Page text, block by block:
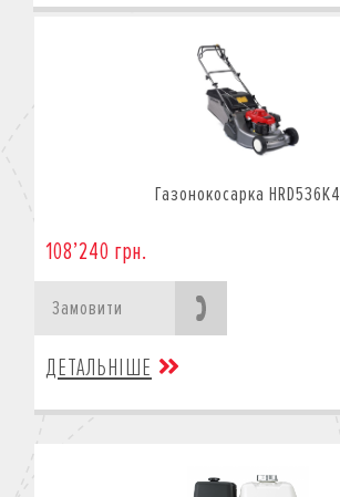
Газонокосарка HRD536K4
108’240 грн.
Замовити
ДЕТАЛЬНІШЕ